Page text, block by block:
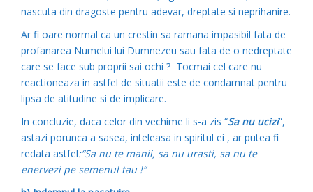
nascuta din dragoste pentru adevar, dreptate si neprihanire.
Ar fi oare normal ca un crestin sa ramana impasibil fata de
profanarea Numelui lui Dumnezeu sau fata de o nedreptate
care se face sub proprii sai ochi ? Tocmai cel care nu
reactioneaza in astfel de situatii este de condamnat pentru
lipsa de atitudine si de implicare.
In concluzie, daca celor din vechime li s-a zis “Sa nu ucizi”,
astazi porunca a sasea, inteleasa in spiritul ei , ar putea fi
redata astfel:“Sa nu te manii, sa nu urasti, sa nu te
enervezi pe semenul tau !“